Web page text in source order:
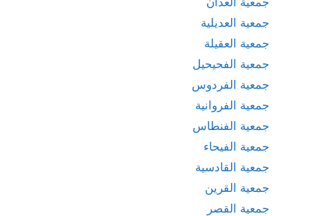
جمعية العديلية
جمعية العقيلة
جمعية الفحيحيل
جمعية الفردوس
جمعية الفروانية
جمعية الفنطاس
جمعية الفيحاء
جمعية القادسية
جمعية القرين
جمعية القصر